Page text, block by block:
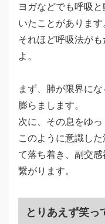
ヨガなどでも呼吸
いたことがあります
それほど呼吸法が
よ。
まず、肺が限界に
膨らまします。
次に、その息をゆっ
このように意識し
て落ち着き、副交
繋がります。
とりあえず笑っ